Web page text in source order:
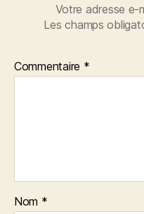
Votre adresse e-
Les champs
Commentaire *
Nom *